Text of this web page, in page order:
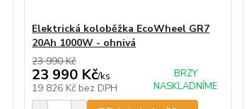
Elektrická koloběžka EcoWheel GR7
20Ah 1000W - ohnivá
23 990 Kč
23 990 Kč/ks
19 826 Kč bez DPH
BRZY
NASKLADNÍME